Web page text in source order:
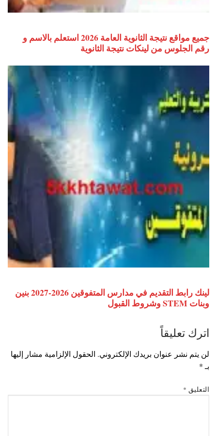
جميع مواقع نتيجة الثانوية العامة 2026 استعلم بالاسم و
رقم الجلوس من لينكات نتيجة الثانوية
لينك رابط التقديم في مدارس المتفوقين 2026-2027 بنين
وبنات STEM وشروط القبول
اترك تعليقاً
لن يتم نشر عنوان بريدك الإلكتروني. الحقول الإلزامية مشار إليها
بـ *
التعليق *